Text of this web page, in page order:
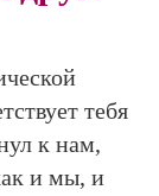
тебя
к нам,
и мы, и